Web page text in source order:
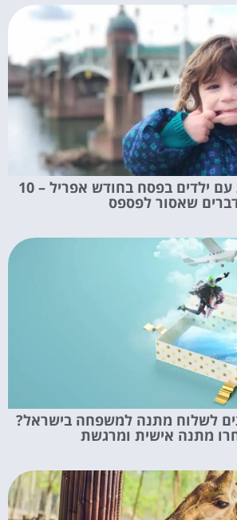
הולנד למשפחות עם ילדים בפסח בחודש אפריל – 10
שאסור לפספס
לשלוח מתנה למשפחה בישראל?
מתנה אישית ומרגשת